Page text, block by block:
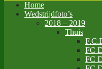
Home
Wedstrijdfoto’s
2018 – 2019
Thuis
FC
FC